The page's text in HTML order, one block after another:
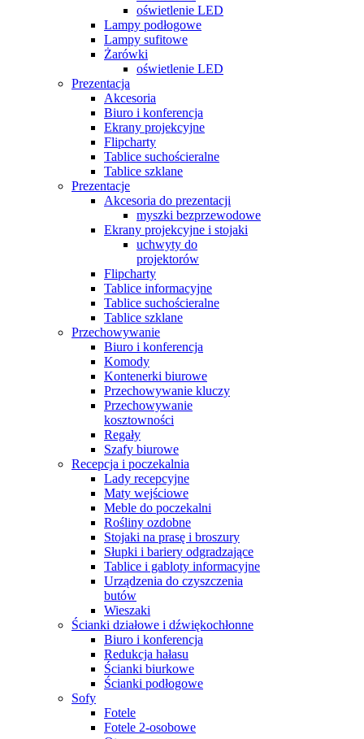
oświetlenie LED
Lampy podłogowe
Lampy sufitowe
Żarówki
oświetlenie LED
Prezentacja
Akcesoria
Biuro i konferencja
Ekrany projekcyjne
Flipcharty
Tablice suchościeralne
Tablice szklane
Prezentacje
Akcesoria do prezentacji
myszki bezprzewodowe
Ekrany projekcyjne i stojaki
uchwyty do
projektorów
Flipcharty
Tablice informacyjne
Tablice suchościeralne
Tablice szklane
Przechowywanie
Biuro i konferencja
Komody
Kontenerki biurowe
Przechowywanie kluczy
Przechowywanie
kosztowności
Regały
Szafy biurowe
Recepcja i poczekalnia
Lady recepcyjne
Maty wejściowe
Meble do poczekalni
Rośliny ozdobne
Stojaki na prasę i broszury
Słupki i bariery odgradzające
Tablice i gabloty informacyjne
Urządzenia do czyszczenia
butów
Wieszaki
Ścianki działowe i dźwiękochłonne
Biuro i konferencja
Redukcja hałasu
Ścianki biurkowe
Ścianki podłogowe
Sofy
Fotele
Fotele 2-osobowe